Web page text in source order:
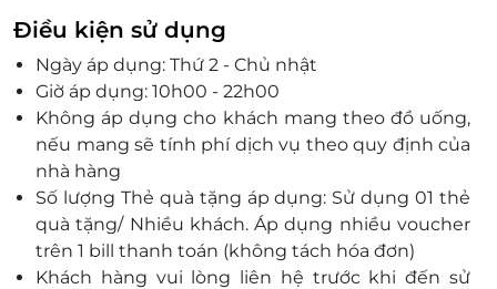
1 Quang Trung, P.3, Gò Vấp, Hồ Chí Minh
74-74A Phan Huy Ích, phường 15, quận Tân Bình,
thành phố Hồ Chí Minh
Số 338 Đỗ Xuân Hợp, P. Phước Long A, Quận 9, Hồ
Chí Minh
L4-15, Tầng 4, TTTM Vincom Mega Mall Grand Park,
88 đường Phước Thiện, P.Long Bình, Tp.Thủ Đức,
Tp.Hồ Chí Minh
Lô 1F42, Tầng 1 TTTM Lotte Mart Gò Vấp, 242 Nguyễn
Văn Lượng, P.10, Gò Vấp, Hồ Chí Minh.
sự kết hợp của phong cách phục vụ Kaiten đến
từ Nhật Bản với kiến trúc hiện đại.
Điều kiện sử dụng
Ngày áp dụng: Thứ 2 - Chủ nhật
Giờ áp dụng: 10h00 - 22h00
Không áp dụng cho khách mang theo đồ uống,
nếu mang sẽ tính phí dịch vụ theo quy định của
nhà hàng
Số lượng Thẻ quà tặng áp dụng: Sử dụng 01 thẻ
quà tặng/ Nhiều khách. Áp dụng nhiều voucher
trên 1 bill thanh toán (không tách hóa đơn)
Khách hàng vui lòng liên hệ trước khi đến sử